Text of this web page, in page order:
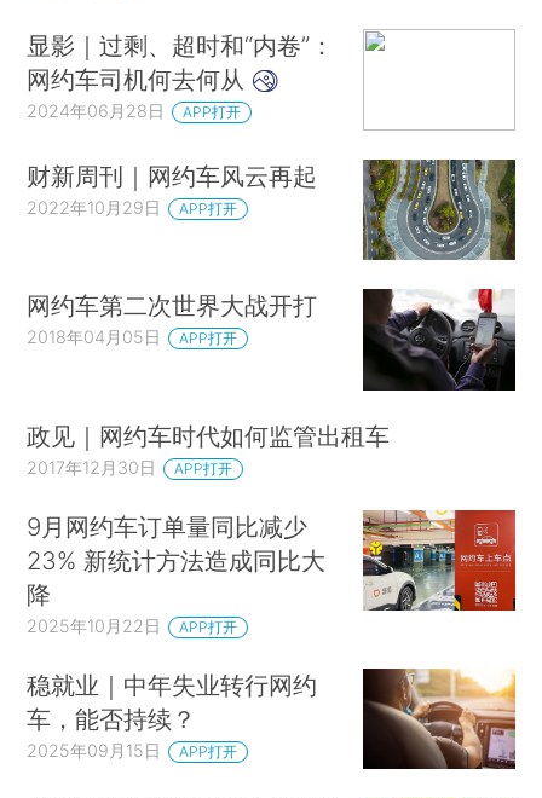
显影｜过剩、超时和“内卷”：
网约车司机何去何从
2024年06月28日 APP打开
财新周刊｜网约车风云再起
2022年10月29日 APP打开
网约车第二次世界大战开打
2018年04月05日 APP打开
政见｜网约车时代如何监管出租车
2017年12月30日 APP打开
9月网约车订单量同比减少
23% 新统计方法造成同比大
降
2025年10月22日 APP打开
稳就业｜中年失业转行网约
车，能否持续？
2025年09月15日 APP打开